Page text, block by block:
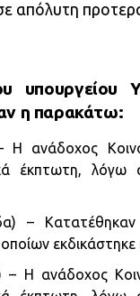
απόλυτη
η παρακάτω:
Η ανάδοχος
έκπτωτη, λόγω
–
εκδικάστηκε
– Η ανάδοχος